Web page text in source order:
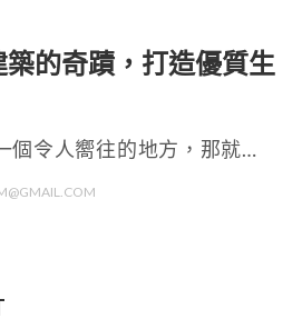
的奇蹟，打造優質生
個令人嚮往的地方，那就…